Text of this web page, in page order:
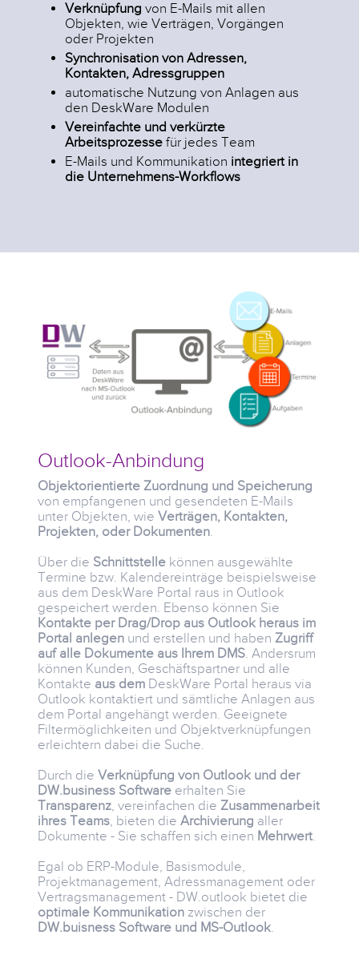
Verknüpfung von E-Mails mit allen
Objekten, wie Verträgen, Vorgängen
oder Projekten
Synchronisation von Adressen,
Kontakten, Adressgruppen
automatische Nutzung von Anlagen aus
den DeskWare Modulen
Vereinfachte und verkürzte
Arbeitsprozessefür jedes Team
E-Mails und Kommunikation integriert in
die Unternehmens-Workflows
Outlook-Anbindung
Objektorientierte Zuordnung und Speicherung
von empfangenen und gesendeten E-Mails
unter Objekten, wie Verträgen, Kontakten,
Projekten, oder Dokumenten.
Über die Schnittstellekönnen ausgewählte
Termine bzw. Kalendereinträge beispielsweise
aus dem DeskWare Portal raus in Outlook
gespeichert werden. Ebenso können Sie
Kontakte per Drag/Drop aus Outlook heraus im
Portal anlegenund erstellen und haben Zugriff
auf alle Dokumente aus Ihrem DMS. Andersrum
können Kunden, Geschäftspartner und alle
Kontakte aus dem DeskWare Portal heraus via
Outlook kontaktiert und sämtliche Anlagen aus
dem Portal angehängt werden. Geeignete
Filtermöglichkeiten und Objektverknüpfungen
erleichtern dabei die Suche.
Durch die Verknüpfung von Outlook und der
DW.business Softwareerhalten Sie
Transparenz, vereinfachen die Zusammenarbeit
ihres Teams, bieten die Archivierung aller
Dokumente - Sie schaffen sich einen Mehrwert.
Egal ob ERP-Module, Basismodule,
Projektmanagement, Adressmanagement oder
Vertragsmanagement - DW.outlook bietet die
optimale Kommunikationzwischen der
DW.buisness Software und MS-Outlook.